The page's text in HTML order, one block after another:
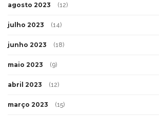
agosto 2023 (12)
julho 2023 (14)
junho 2023 (18)
maio 2023 (9)
abril 2023 (12)
março 2023 (15)